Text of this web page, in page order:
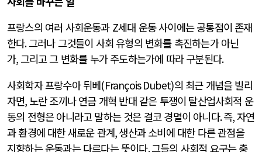
프랑스의 여러 사회운동과 Z세대 운동 사이에는 공통점이 존재
한다.그러나 그것들이 사회 유형의 변화를 촉진하는가 아닌
가,그리고 그 변화를 누가 주도하는가에 따라 구분된다.
사회학자 프랑수아 뒤베(François Dubet)의 최근 개념을 빌리
자면, 노란 조끼나 연금 개혁 반대 같은 투쟁이 탈산업사회적 운
동의 전형은 아니라고 말하는 것은 결코 경멸이 아니다.즉,자연
과 환경에 대한 새로운 관계,생산과 소비에 대한 다른 관점을
지향하는 운동과는 다르다는 뜻이다.그들의 사회적 요구는 충